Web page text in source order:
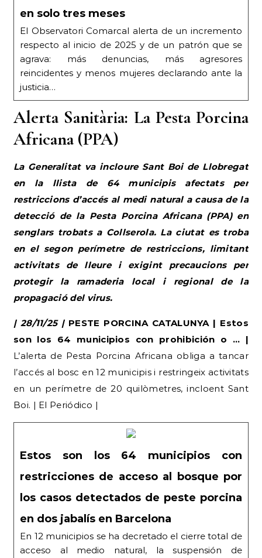
en solo tres meses
El Observatori Comarcal alerta de un incremento
respecto al inicio de 2025 y de un patrón que se
agrava: más denuncias, más agresores
reincidentes y menos mujeres declarando ante la
justicia…
Alerta Sanitària: La Pesta Porcina
Africana (PPA)
La Generalitat va incloure Sant Boi de Llobregat
en la llista de 64 municipis afectats per
restriccions d’accés al medi natural a causa de la
detecció de la Pesta Porcina Africana (PPA) en
senglars trobats a Collserola. La ciutat es troba
en el segon perímetre de restriccions, limitant
activitats de lleure i exigint precaucions per
protegir la ramaderia local i regional de la
propagació del virus.
| 28/11/25 |PESTE PORCINA CATALUNYA | Estos
son los 64 municipios con prohibición o … |
L’alerta de Pesta Porcina Africana obliga a tancar
l’accés al bosc en 12 municipis i restringeix activitats
en un perímetre de 20 quilòmetres, incloent Sant
Boi. | El Periódico |
Estos son los 64 municipios con
restricciones de acceso al bosque por
los casos detectados de peste porcina
en dos jabalís en Barcelona
En 12 municipios se ha decretado el cierre total de
acceso al medio natural, la suspensión de